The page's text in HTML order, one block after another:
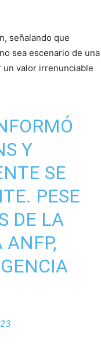
señalando que
sea escenario de una
un valor irrenunciable
Y
SE
PESE
DE LA
ANFP,